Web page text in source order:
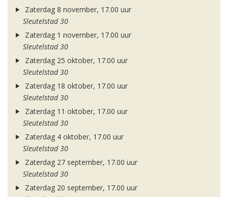
Zaterdag 8 november, 17.00 uur
Sleutelstad 30
Zaterdag 1 november, 17.00 uur
Sleutelstad 30
Zaterdag 25 oktober, 17.00 uur
Sleutelstad 30
Zaterdag 18 oktober, 17.00 uur
Sleutelstad 30
Zaterdag 11 oktober, 17.00 uur
Sleutelstad 30
Zaterdag 4 oktober, 17.00 uur
Sleutelstad 30
Zaterdag 27 september, 17.00 uur
Sleutelstad 30
Zaterdag 20 september, 17.00 uur